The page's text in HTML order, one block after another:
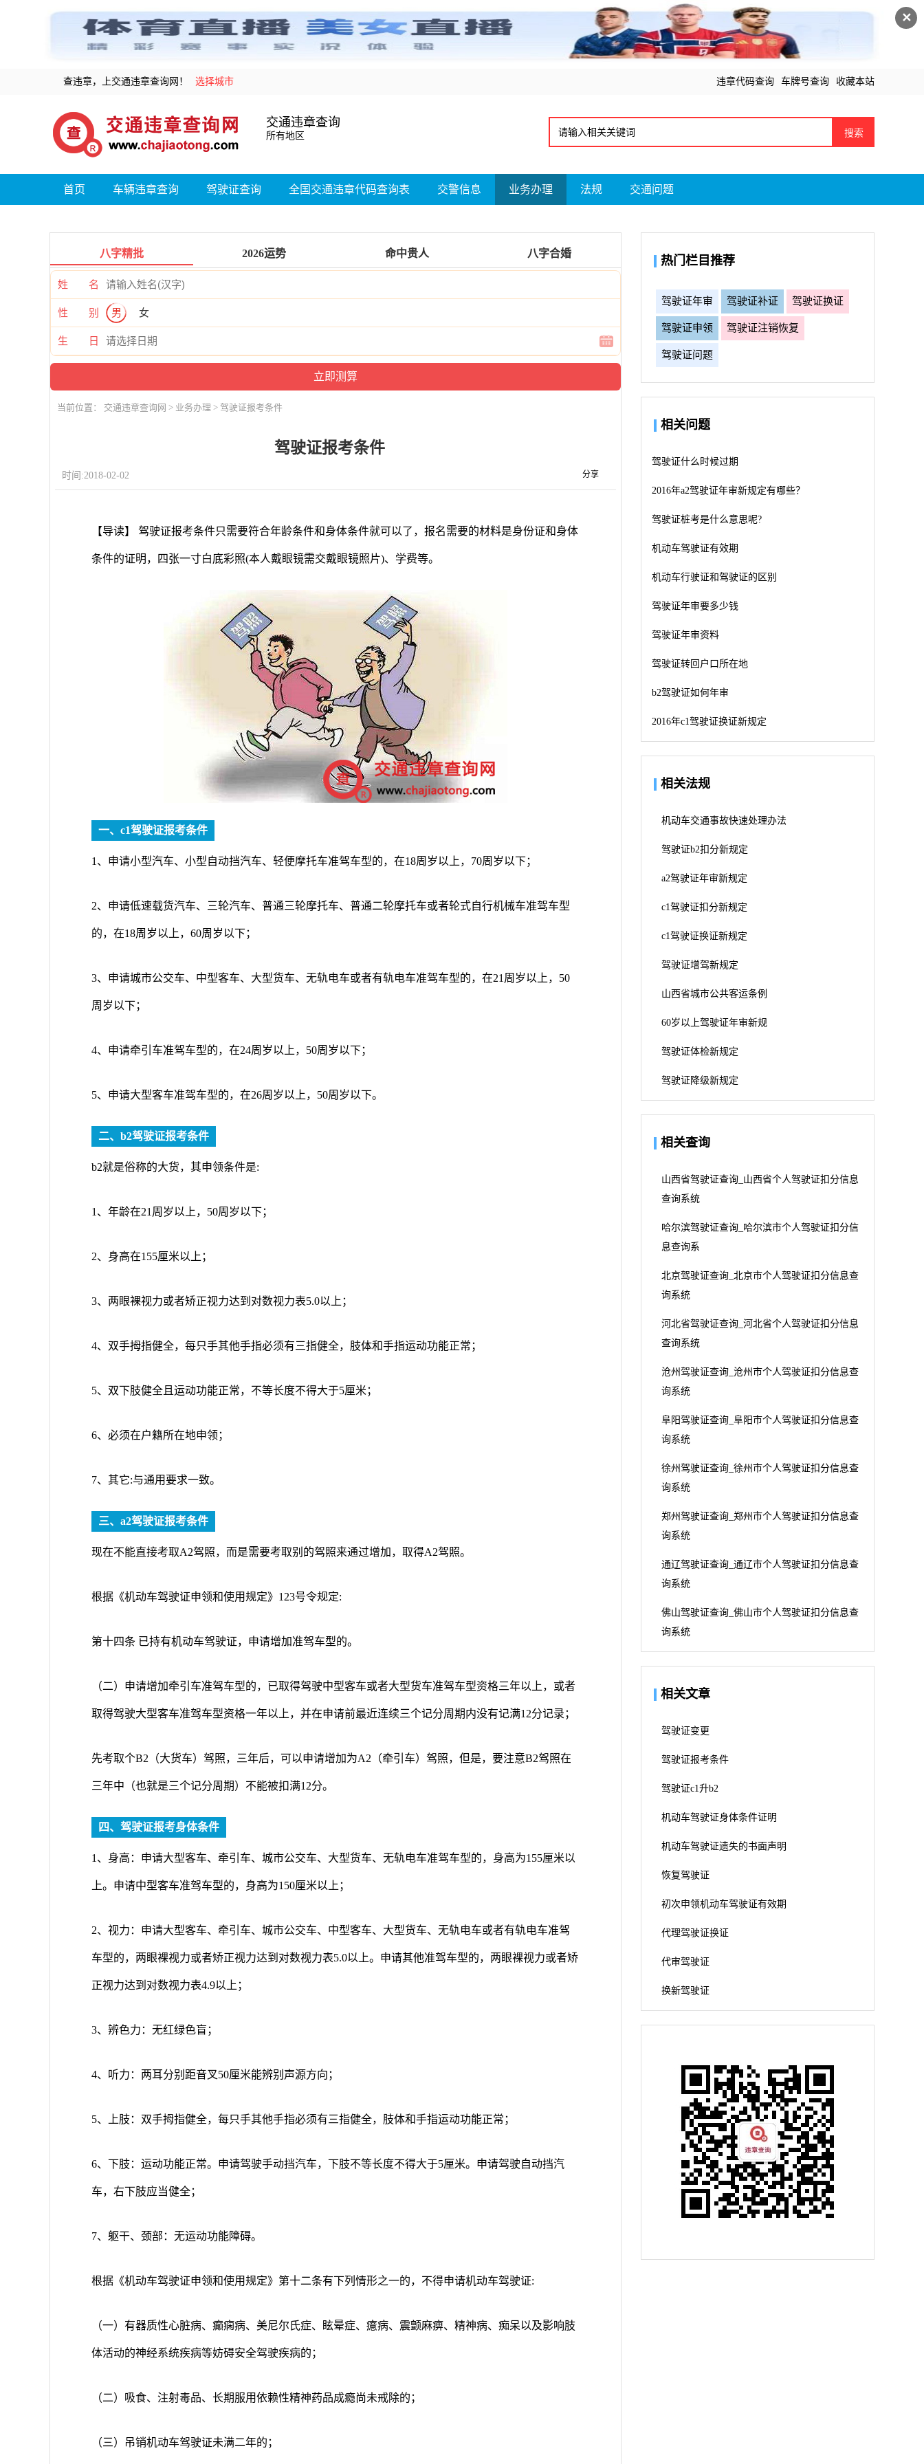
✕
查违章，上交通违章查询网！ 选择城市 违章代码查询 车牌号查询 收藏本站
交通违章查询
所有地区 搜索
首页 车辆违章查询 驾驶证查询 全国交通违章代码查询表 交警信息 业务办理 法规 交通问题
八字精批 2026运势 命中贵人 八字合婚
姓 名
性 别 男 女
生 日
当前位置： 交通违章查询网 > 业务办理 > 驾驶证报考条件
驾驶证报考条件
时间:2018-02-02 分享
【导读】 驾驶证报考条件只需要符合年龄条件和身体条件就可以了，报名需要的材料是身份证和身体
条件的证明，四张一寸白底彩照(本人戴眼镜需交戴眼镜照片)、学费等。
一、c1驾驶证报考条件
1、申请小型汽车、小型自动挡汽车、轻便摩托车准驾车型的，在18周岁以上，70周岁以下；
2、申请低速载货汽车、三轮汽车、普通三轮摩托车、普通二轮摩托车或者轮式自行机械车准驾车型
的，在18周岁以上，60周岁以下；
3、申请城市公交车、中型客车、大型货车、无轨电车或者有轨电车准驾车型的，在21周岁以上，50
周岁以下；
4、申请牵引车准驾车型的，在24周岁以上，50周岁以下；
5、申请大型客车准驾车型的，在26周岁以上，50周岁以下。
二、b2驾驶证报考条件
b2就是俗称的大货，其申领条件是:
1、年龄在21周岁以上，50周岁以下；
2、身高在155厘米以上；
3、两眼裸视力或者矫正视力达到对数视力表5.0以上；
4、双手拇指健全，每只手其他手指必须有三指健全，肢体和手指运动功能正常；
5、双下肢健全且运动功能正常，不等长度不得大于5厘米；
6、必须在户籍所在地申领；
7、其它:与通用要求一致。
三、a2驾驶证报考条件
现在不能直接考取A2驾照，而是需要考取别的驾照来通过增加，取得A2驾照。
根据《机动车驾驶证申领和使用规定》123号令规定:
第十四条 已持有机动车驾驶证，申请增加准驾车型的。
（二）申请增加牵引车准驾车型的，已取得驾驶中型客车或者大型货车准驾车型资格三年以上，或者
取得驾驶大型客车准驾车型资格一年以上，并在申请前最近连续三个记分周期内没有记满12分记录；
先考取个B2（大货车）驾照，三年后，可以申请增加为A2（牵引车）驾照，但是，要注意B2驾照在
三年中（也就是三个记分周期）不能被扣满12分。
四、驾驶证报考身体条件
1、身高：申请大型客车、牵引车、城市公交车、大型货车、无轨电车准驾车型的，身高为155厘米以
上。申请中型客车准驾车型的，身高为150厘米以上；
2、视力：申请大型客车、牵引车、城市公交车、中型客车、大型货车、无轨电车或者有轨电车准驾
车型的，两眼裸视力或者矫正视力达到对数视力表5.0以上。申请其他准驾车型的，两眼裸视力或者矫
正视力达到对数视力表4.9以上；
3、辨色力：无红绿色盲；
4、听力：两耳分别距音叉50厘米能辨别声源方向；
5、上肢：双手拇指健全，每只手其他手指必须有三指健全，肢体和手指运动功能正常；
6、下肢：运动功能正常。申请驾驶手动挡汽车，下肢不等长度不得大于5厘米。申请驾驶自动挡汽
车，右下肢应当健全；
7、躯干、颈部：无运动功能障碍。
根据《机动车驾驶证申领和使用规定》第十二条有下列情形之一的，不得申请机动车驾驶证:
（一）有器质性心脏病、癫痫病、美尼尔氏症、眩晕症、癔病、震颤麻痹、精神病、痴呆以及影响肢
体活动的神经系统疾病等妨碍安全驾驶疾病的；
（二）吸食、注射毒品、长期服用依赖性精神药品成瘾尚未戒除的；
（三）吊销机动车驾驶证未满二年的；
热门栏目推荐
驾驶证年审 驾驶证补证 驾驶证换证
驾驶证申领 驾驶证注销恢复
驾驶证问题
相关问题
驾驶证什么时候过期
2016年a2驾驶证年审新规定有哪些？
驾驶证桩考是什么意思呢?
机动车驾驶证有效期
机动车行驶证和驾驶证的区别
驾驶证年审要多少钱
驾驶证年审资料
驾驶证转回户口所在地
b2驾驶证如何年审
2016年c1驾驶证换证新规定
相关法规
机动车交通事故快速处理办法
驾驶证b2扣分新规定
a2驾驶证年审新规定
c1驾驶证扣分新规定
c1驾驶证换证新规定
驾驶证增驾新规定
山西省城市公共客运条例
60岁以上驾驶证年审新规
驾驶证体检新规定
驾驶证降级新规定
相关查询
山西省驾驶证查询_山西省个人驾驶证扣分信息
查询系统
哈尔滨驾驶证查询_哈尔滨市个人驾驶证扣分信
息查询系
北京驾驶证查询_北京市个人驾驶证扣分信息查
询系统
河北省驾驶证查询_河北省个人驾驶证扣分信息
查询系统
沧州驾驶证查询_沧州市个人驾驶证扣分信息查
询系统
阜阳驾驶证查询_阜阳市个人驾驶证扣分信息查
询系统
徐州驾驶证查询_徐州市个人驾驶证扣分信息查
询系统
郑州驾驶证查询_郑州市个人驾驶证扣分信息查
询系统
通辽驾驶证查询_通辽市个人驾驶证扣分信息查
询系统
佛山驾驶证查询_佛山市个人驾驶证扣分信息查
询系统
相关文章
驾驶证变更
驾驶证报考条件
驾驶证c1升b2
机动车驾驶证身体条件证明
机动车驾驶证遗失的书面声明
恢复驾驶证
初次申领机动车驾驶证有效期
代理驾驶证换证
代审驾驶证
换新驾驶证